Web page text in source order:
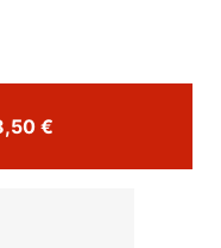
Comprar por 18,50 €